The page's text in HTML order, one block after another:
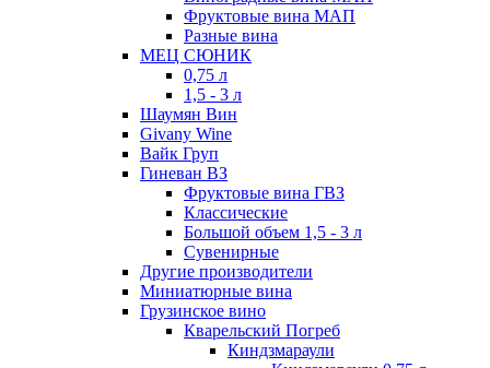
Фруктовые вина МАП
Разные вина
МЕЦ СЮНИК
0,75 л
1,5 - 3 л
Шаумян Вин
Givany Wine
Вайк Груп
Гиневан ВЗ
Фруктовые вина ГВЗ
Классические
Большой объем 1,5 - 3 л
Сувенирные
Другие производители
Миниатюрные вина
Грузинское вино
Кварельский Погреб
Киндзмараули